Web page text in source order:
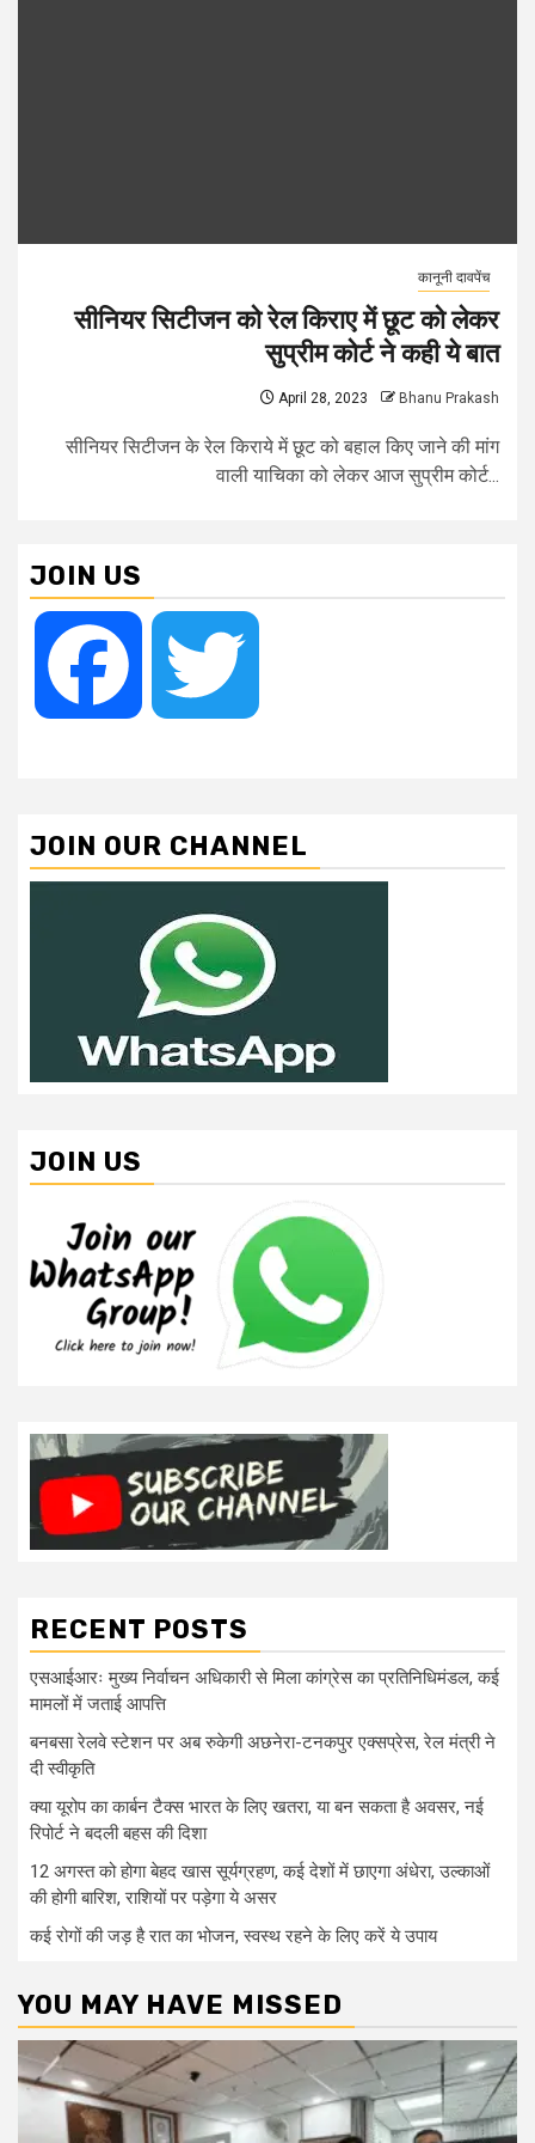
कानूनी दावपेंच
सीनियर सिटीजन को रेल किराए में छूट को लेकर
सुप्रीम कोर्ट ने कही ये बात
April 28, 2023 Bhanu Prakash
सीनियर सिटीजन के रेल किराये में छूट को बहाल किए जाने की मांग
वाली याचिका को लेकर आज सुप्रीम कोर्ट...
JOIN US
Facebook
JOIN OUR CHANNEL
JOIN US
RECENT POSTS
एसआईआरः मुख्य निर्वाचन अधिकारी से मिला कांग्रेस का प्रतिनिधिमंडल, कई
मामलों में जताई आपत्ति
बनबसा रेलवे स्टेशन पर अब रुकेगी अछनेरा-टनकपुर एक्सप्रेस, रेल मंत्री ने
दी स्वीकृति
क्या यूरोप का कार्बन टैक्स भारत के लिए खतरा, या बन सकता है अवसर, नई
रिपोर्ट ने बदली बहस की दिशा
12 अगस्त को होगा बेहद खास सूर्यग्रहण, कई देशों में छाएगा अंधेरा, उल्काओं
की होगी बारिश, राशियों पर पड़ेगा ये असर
कई रोगों की जड़ है रात का भोजन, स्वस्थ रहने के लिए करें ये उपाय
YOU MAY HAVE MISSED